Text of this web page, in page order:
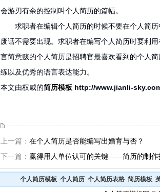
会游刃有余的控制叫个人简历的篇幅。
求职者在编辑个人简历的时候不要在个人简历
废话不需要出现。求职者在编写个人简历时要利
言简意赅的个人简历是招聘官最喜欢看到的个人
练以及优秀的语言表达能力。
本文由权威的简历模板 http://www.jianli-
上一篇： 在个人简历是否能编写出婚育与否？
下一篇： 赢得用人单位认可的关键——简历的制作
个人简历模板 个人简历 个人简历表格 简历模板